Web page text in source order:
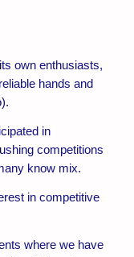
own enthusiasts,
hands and
in
competitions
know mix.
in competitive
where we have